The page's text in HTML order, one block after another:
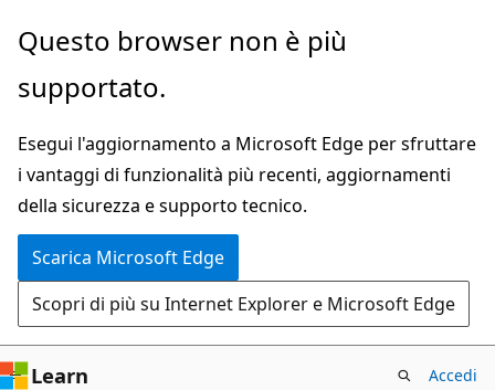
Ignora
passa
contenuto
principale
Questo browser non è più
supportato.
Esegui l'aggiornamento a Microsoft Edge per sfruttare
i vantaggi di funzionalità più recenti, aggiornamenti
della sicurezza e supporto tecnico.
Scarica Microsoft Edge
Scopri di più su Internet Explorer e Microsoft Edge
Learn Accedi